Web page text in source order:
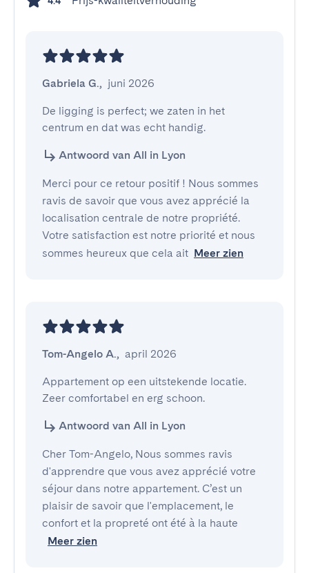
Gabriela G., juni 2026
De ligging is perfect; we zaten in het
centrum en dat was echt handig.
Antwoord van All in Lyon
Merci pour ce retour positif ! Nous sommes
ravis de savoir que vous avez apprécié la
localisation centrale de notre propriété.
Votre satisfaction est notre priorité et nous
sommes heureux que cela ait Meer zien
Tom-Angelo A., april 2026
Appartement op een uitstekende locatie.
Zeer comfortabel en erg schoon.
Antwoord van All in Lyon
Cher Tom-Angelo, Nous sommes ravis
d'apprendre que vous avez apprécié votre
séjour dans notre appartement. C’est un
plaisir de savoir que l'emplacement, le
confort et la propreté ont été à la haute
Meer zien